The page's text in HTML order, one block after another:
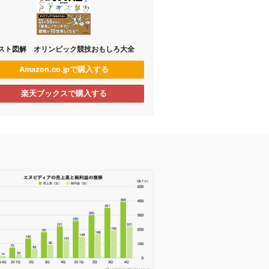
ト図解 オリンピック競技おもしろ大全
Amazon.co.jpで購入する
楽天ブックスで購入する